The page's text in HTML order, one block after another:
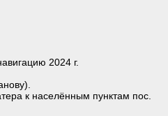
2024 г.
к населённым пунктам пос.